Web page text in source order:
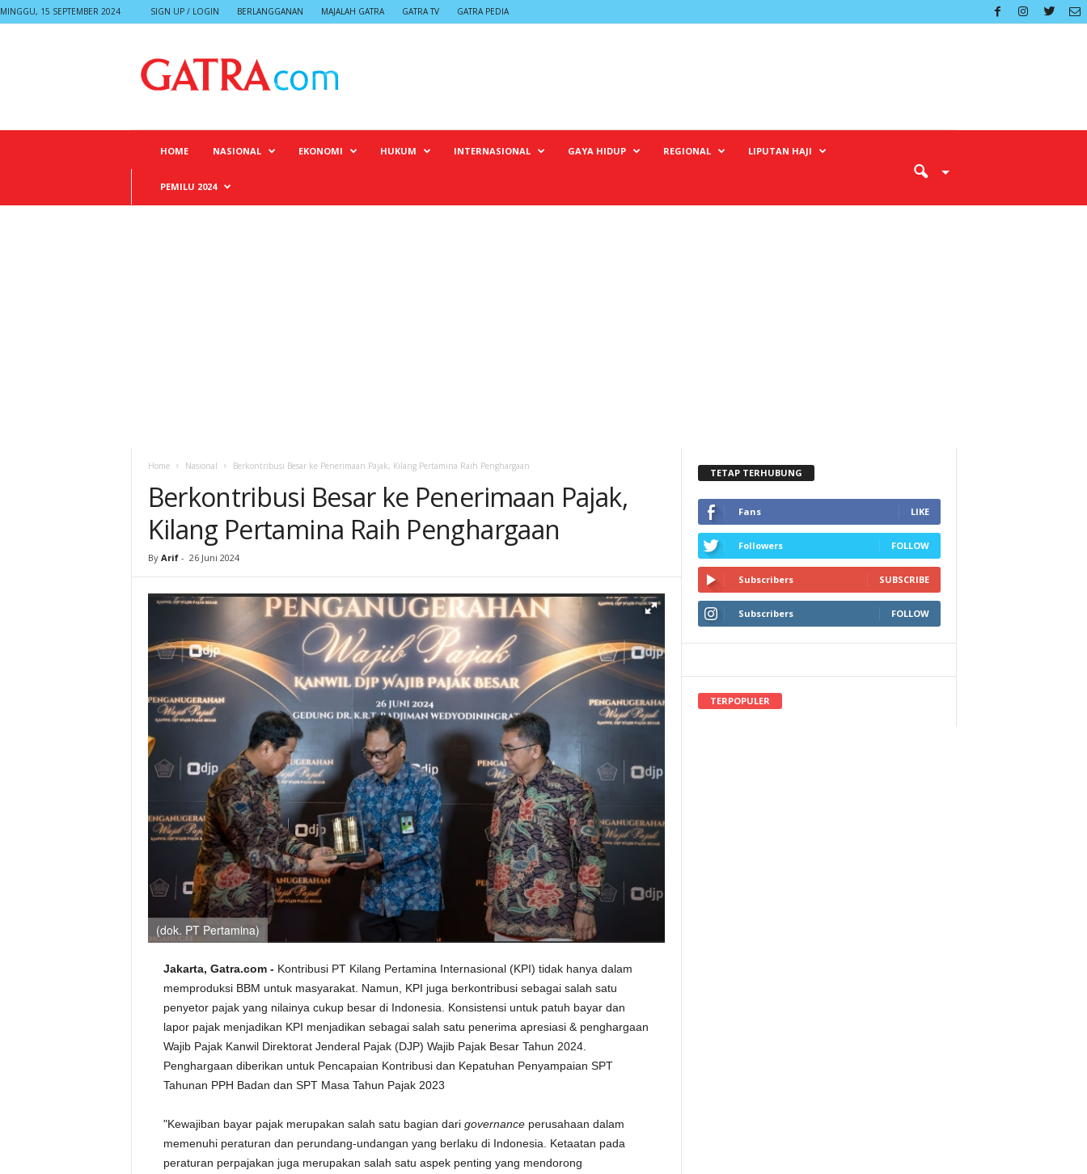
MINGGU, 15 SEPTEMBER 2024 SIGN UP / LOGIN BERLANGGANAN MAJALAH GATRA GATRA TV GATRA PEDIA
HOME NASIONAL EKONOMI HUKUM INTERNASIONAL GAYA HIDUP REGIONAL LIPUTAN HAJI
PEMILU 2024
Home Nasional Berkontribusi Besar ke Penerimaan Pajak, Kilang Pertamina Raih Penghargaan
Berkontribusi Besar ke Penerimaan Pajak,
Kilang Pertamina Raih Penghargaan
By Arif - 26 Juni 2024
(dok. PT Pertamina)
Jakarta, Gatra.com -Kontribusi PT Kilang Pertamina Internasional (KPI) tidak hanya dalam
memproduksi BBM untuk masyarakat. Namun, KPI juga berkontribusi sebagai salah satu
penyetor pajak yang nilainya cukup besar di Indonesia. Konsistensi untuk patuh bayar dan
lapor pajak menjadikan KPI menjadikan sebagai salah satu penerima apresiasi & penghargaan
Wajib Pajak Kanwil Direktorat Jenderal Pajak (DJP) Wajib Pajak Besar Tahun 2024.
Penghargaan diberikan untuk Pencapaian Kontribusi dan Kepatuhan Penyampaian SPT
Tahunan PPH Badan dan SPT Masa Tahun Pajak 2023
"Kewajiban bayar pajak merupakan salah satu bagian dari governanceperusahaan dalam
memenuhi peraturan dan perundang-undangan yang berlaku di Indonesia. Ketaatan pada
peraturan perpajakan juga merupakan salah satu aspek penting yang mendorong
TETAP TERHUBUNG
Fans LIKE
Followers FOLLOW
Subscribers SUBSCRIBE
Subscribers FOLLOW